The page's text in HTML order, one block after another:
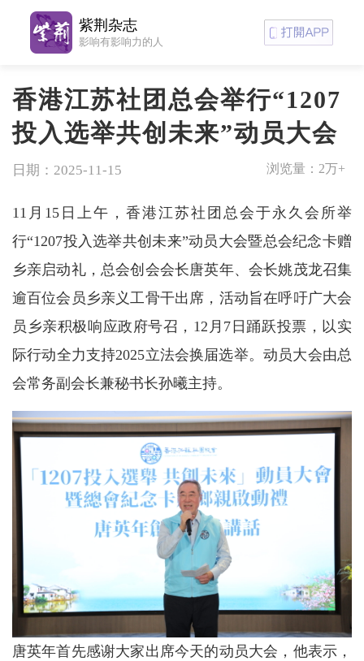
香港江苏社团总会举行“1207
投入选举共创未来”动员大会
日期：2025-11-15 浏览量： 2万+
11月15日上午，香港江苏社团总会于永久会所举
行“1207投入选举共创未来”动员大会暨总会纪念卡赠
乡亲启动礼，总会创会会长唐英年、会长姚茂龙召集
逾百位会员乡亲义工骨干出席，活动旨在呼吁广大会
员乡亲积极响应政府号召，12月7日踊跃投票，以实
际行动全力支持2025立法会换届选举。动员大会由总
会常务副会长兼秘书长孙曦主持。
唐英年首先感谢大家出席今天的动员大会，他表示，
紫荆杂志
影响有影响力的人